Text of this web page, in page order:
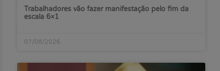
Trabalhadores vão fazer manifestação pelo fim da
escala 6×1
07/08/2026